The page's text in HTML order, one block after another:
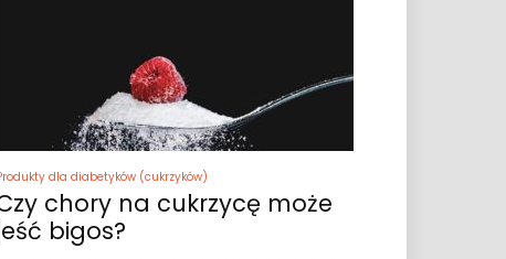
dla diabetyków (cukrzyków)
chory na cukrzycę może
bigos?